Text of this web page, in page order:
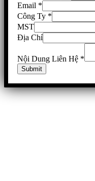
Email *
Công Ty *
MST
Địa Chỉ
Nội Dung Liên Hệ *
Submit